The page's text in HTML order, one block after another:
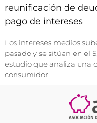
reunificación de
pago de intereses
Los intereses medios
pasado y se sitúan en el
estudio que analiza una
consumidor